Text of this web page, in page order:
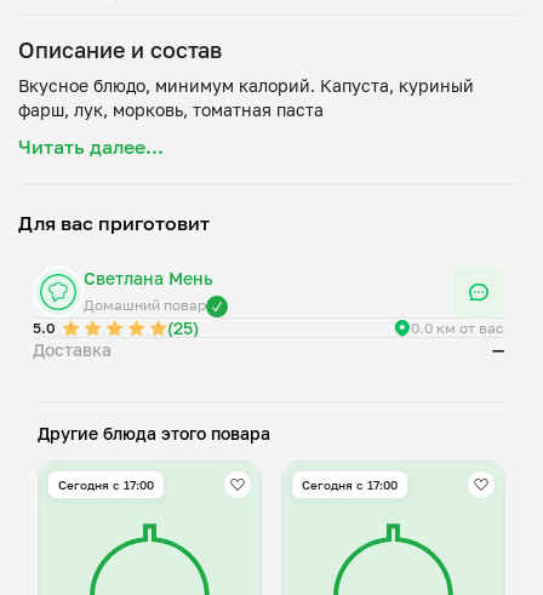
Описание и состав
Вкусное блюдо, минимум калорий. Капуста, куриный
Читать далее...
Для вас приготовит
Светлана Мень
Домашний повар
5.0
(25) 0.0 км от вас
Доставка —
Другие блюда этого повара
Сегодня с 17:00 Сегодня с 17:00